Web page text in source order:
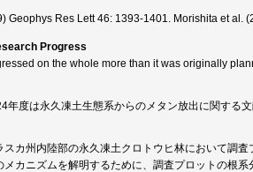
Geophys Res Lett 46: 1393-1401. Morishita et al.
Progress
on the whole more than it was originally
年度は永久凍土生態系からのメタン放出に関する
カ州内陸部の永久凍土クロトウヒ林において調
カニズムを解明するために、調査プロットの根系